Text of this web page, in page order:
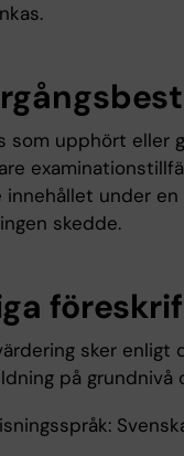
som upphört eller
innehållet under
skedde.
sker enligt
på grundnivå